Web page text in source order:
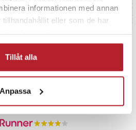
informationen med annan
eller som de har
Tillåt alla
Anpassa
PRISGARANTI